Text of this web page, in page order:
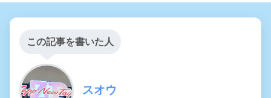
この記事を書いた人
スオウ